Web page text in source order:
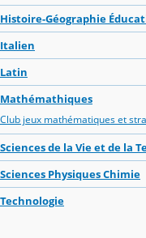
Histoire-Géographie
Italien
Latin
Mathémathiques
Club jeux mathématiques et
Sciences de la Vie et de la
Sciences Physiques Chimie
Technologie